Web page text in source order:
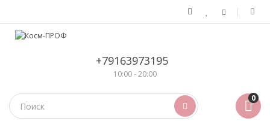
+79163973195
10:00 - 20:00
0